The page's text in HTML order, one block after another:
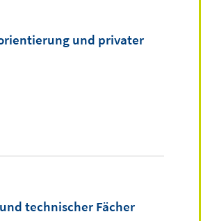
und privater
technischer Fächer